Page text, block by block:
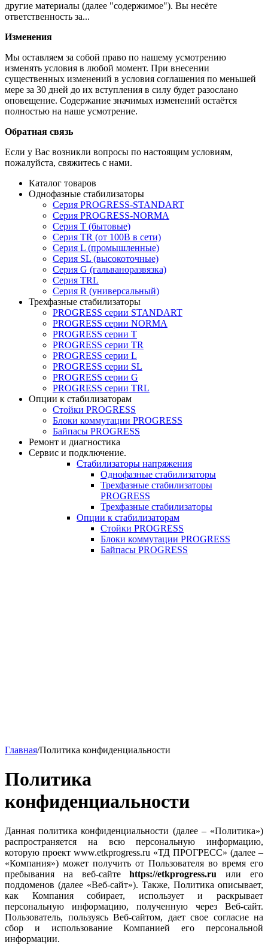
другие материалы (далее "содержимое"). Вы несёте
ответственность за...
Изменения
Мы оставляем за собой право по нашему усмотрению
изменять условия в любой момент. При внесении
существенных изменений в условия соглашения по меньшей
мере за 30 дней до их вступления в силу будет разослано
оповещение. Содержание значимых изменений остаётся
полностью на наше усмотрение.
Обратная связь
Если у Вас возникли вопросы по настоящим условиям,
пожалуйста, свяжитесь с нами.
Каталог товаров
Однофазные стабилизаторы
Серия PROGRESS-STANDART
Серия PROGRESS-NORMA
Серия T (бытовые)
Серия TR (от 100В в сети)
Серия L (промышленные)
Серия SL (высокоточные)
Серия G (гальваноразвязка)
Серия TRL
Серия R (универсальный)
Трехфазные стабилизаторы
PROGRESS cерии STANDART
PROGRESS cерии NORMA
PROGRESS серии Т
PROGRESS серии ТR
PROGRESS серии L
PROGRESS серии SL
PROGRESS серии G
PROGRESS серии TRL
Опции к стабилизаторам
Стойки PROGRESS
Блоки коммутации PROGRESS
Байпасы PROGRESS
Ремонт и диагностика
Сервис и подключение.
Стабилизаторы напряжения
Однофазные стабилизаторы
Трехфазные стабилизаторы
PROGRESS
Трехфазные стабилизаторы
Опции к стабилизаторам
Стойки PROGRESS
Блоки коммутации PROGRESS
Байпасы PROGRESS
Главная/Политика конфиденциальности
Политика
конфиденциальности
Данная политика конфиденциальности (далее – «Политика»)
распространяется на всю персональную информацию,
которую проект www.etkprogress.ru «ТД ПРОГРЕСС» (далее –
«Компания») может получить от Пользователя во время его
пребывания на веб-сайтеhttps://etkprogress.ru или его
поддоменов (далее «Веб-сайт»). Также, Политика описывает,
как Компания собирает, использует и раскрывает
персональную информацию, полученную через Веб-сайт.
Пользователь, пользуясь Веб-сайтом, дает свое согласие на
сбор и использование Компанией его персональной
информации.